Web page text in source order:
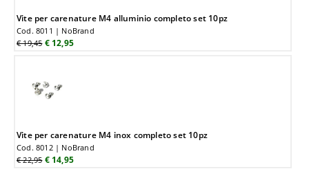
Vite per carenature M4 alluminio completo set 10pz
Cod. 8011 | NoBrand
€ 19,45 € 12,95
Vite per carenature M4 inox completo set 10pz
Cod. 8012 | NoBrand
€ 22,95 € 14,95